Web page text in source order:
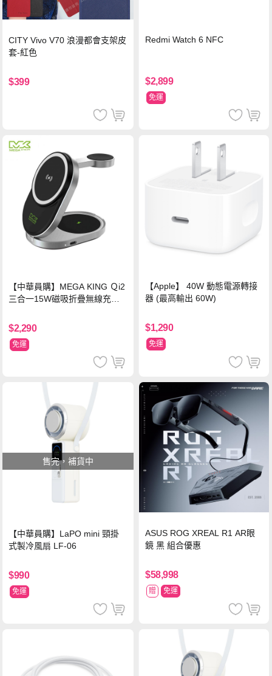
CITY Vivo V70 浪漫都會支架皮
套-紅色
$399
Redmi Watch 6 NFC
$2,899
免運
【中華員購】MEGA KING Ｑi2
三合一15W磁吸折疊無線充電
$2,290
免運
【Apple】 40W 動態電源轉接
器 (最高輸出 60W)
$1,290
免運
售完，補貨中
【中華員購】LaPO mini 頸掛
式製冷風扇 LF-06
$990
免運
ASUS ROG XREAL R1 AR眼
鏡 黑 組合優惠
$58,998
贈 免運